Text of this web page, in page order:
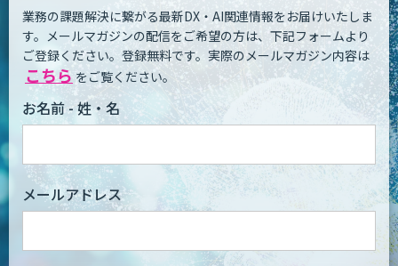
業務の課題解決に繋がる最新DX・AI関連情報をお届けいたしま
す。 メールマガジンの配信をご希望の方は、下記フォームより
ご登録ください。登録無料です。 実際のメールマガジン内容は
こちら をご覧ください。
お名前 - 姓・名
メールアドレス